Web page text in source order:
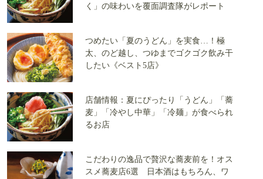
く」の味わいを覆面調査隊がレポート
つめたい「夏のうどん」を実食…！極
太、のど越し、つゆまでゴクゴク飲み干
したい《ベスト5店》
店舗情報：夏にぴったり「うどん」「蕎
麦」「冷やし中華」「冷麺」が食べられ
るお店
こだわりの逸品で贅沢な蕎麦前を！オス
スメ蕎麦店6選 日本酒はもちろん、ワ